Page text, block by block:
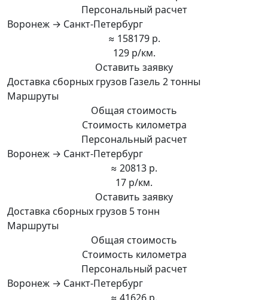
Персональный расчет
Воронеж → Санкт-Петербург
≈ 158179 р.
129 р/км.
Оставить заявку
Доставка сборных грузов Газель 2 тонны
Маршруты
Общая стоимость
Стоимость километра
Персональный расчет
Воронеж → Санкт-Петербург
≈ 20813 р.
17 р/км.
Оставить заявку
Доставка сборных грузов 5 тонн
Маршруты
Общая стоимость
Стоимость километра
Персональный расчет
Воронеж → Санкт-Петербург